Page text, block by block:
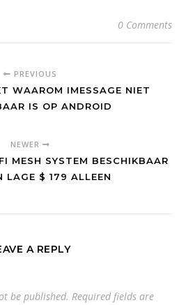
0 Comments
PREVIOUS
WAAROM IMESSAGE NIET
IS OP ANDROID
NEWER
MESH SYSTEM BESCHIKBAAR
LAGE $ 179 ALLEEN
A REPLY
be published. Required fields are